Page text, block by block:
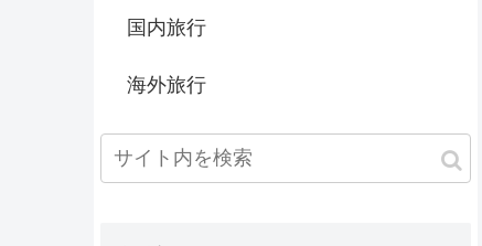
国内旅行
海外旅行